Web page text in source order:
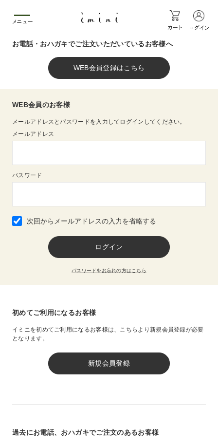
メニュー
カート ログイン
お電話・おハガキでご注文いただいているお客様へ
WEB会員のお客様
メールアドレスとパスワードを入力してログインしてください。
メールアドレス
パスワード
次回からメールアドレスの入力を省略する
パスワードをお忘れの方はこちら
初めてご利用になるお客様
イミニを初めてご利用になるお客様は、
こちらより新規会員登録が必要
となります。
過去にお電話、おハガキでご注文のあるお客様